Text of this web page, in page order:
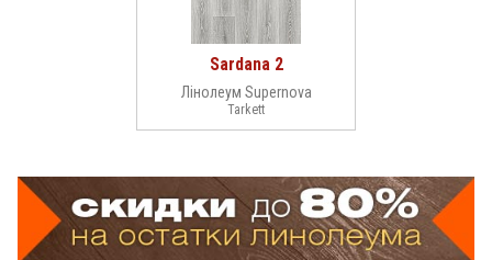
Sardana 2
Лінолеум Supernova
Tarkett